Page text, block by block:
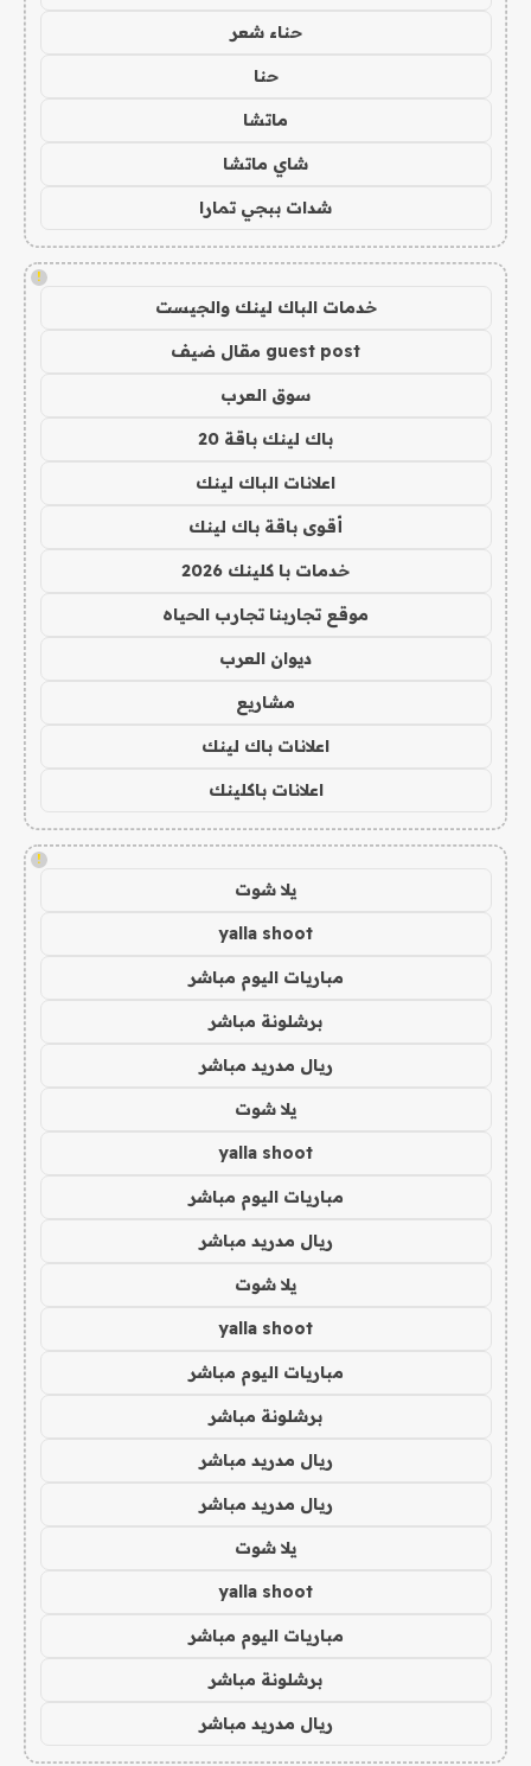
حناء شعر
حنا
ماتشا
شاي ماتشا
شدات ببجي تمارا
!
خدمات الباك لينك والجيست
guest post مقال ضيف
سوق العرب
باك لينك باقة 20
اعلانات الباك لينك
أقوى باقة باك لينك
خدمات با كلينك 2026
موقع تجاربنا تجارب الحياه
ديوان العرب
مشاريع
اعلانات باك لينك
اعلانات باكلينك
!
يلا شوت
yalla shoot
مباريات اليوم مباشر
برشلونة مباشر
ريال مدريد مباشر
يلا شوت
yalla shoot
مباريات اليوم مباشر
ريال مدريد مباشر
يلا شوت
yalla shoot
مباريات اليوم مباشر
برشلونة مباشر
ريال مدريد مباشر
ريال مدريد مباشر
يلا شوت
yalla shoot
مباريات اليوم مباشر
برشلونة مباشر
ريال مدريد مباشر